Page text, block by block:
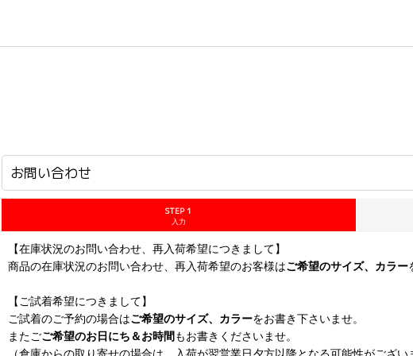
お問い合わせ
STEP 1
入力
【在庫状況のお問い合わせ、再入荷希望につきまして】
商品の在庫状況のお問い合わせ、再入荷希望のお客様はご希望のサイズ、カラー
【ご試着希望につきまして】
ご試着のご予約の場合はご希望のサイズ、カラーをお書き下さいませ。
またごご希望のお日にち＆お時間もお書きくださいませ。
（倉庫からの取り寄せの場合は、入荷が翌営業日夕方以降となる可能性がござい